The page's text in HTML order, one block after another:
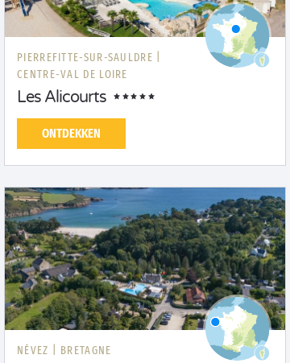
PIERREFITTE-SUR-SAULDRE |
CENTRE-VAL DE LOIRE
Les Alicourts
ONTDEKKEN
NÉVEZ | BRETAGNE